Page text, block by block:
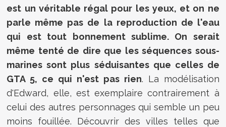
est un véritable régal pour les yeux, et on ne
parle même pas de la reproduction de l'eau
qui est tout bonnement sublime. On serait
même tenté de dire que les séquences sous-
marines sont plus séduisantes que celles de
GTA 5, ce qui n'est pas rien. La modélisation
d'Edward, elle, est exemplaire contrairement à
celui des autres personnages qui semble un peu
moins fouillée. Découvrir des villes telles que